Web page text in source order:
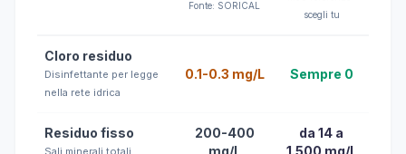
Fonte: SORICAL
scegli tu
Cloro residuo
Disinfettante per legge
nella rete idrica
0.1-0.3 mg/L Sempre 0
Residuo fisso
Sali minerali totali
200-400
mg/L
da 14 a
1.500 mg/L